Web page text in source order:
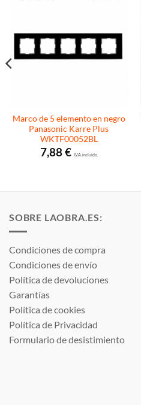
Marco de 5 elemento en negro
Panasonic Karre Plus
WKTF00052BL
7,88€I.V.A. incluido.
SOBRE LAOBRA.ES:
Condiciones de compra
Condiciones de envío
Política de devoluciones
Garantías
Política de cookies
Política de Privacidad
Formulario de desistimiento